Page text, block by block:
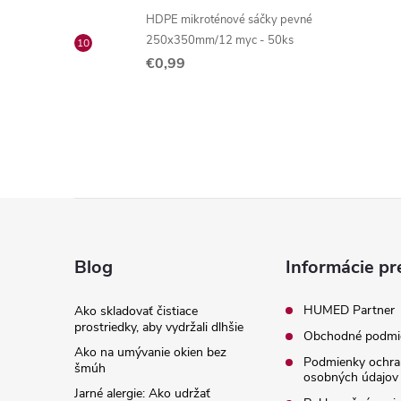
HDPE mikroténové sáčky pevné
250x350mm/12 myc - 50ks
€0,99
Blog
Ako skladovať čistiace
prostriedky, aby vydržali dlhšie
Ako na umývanie okien bez
šmúh
Jarné alergie: Ako udržať
Informácie
HUMED Partner
Obchodné
Podmienky
osobných údajov